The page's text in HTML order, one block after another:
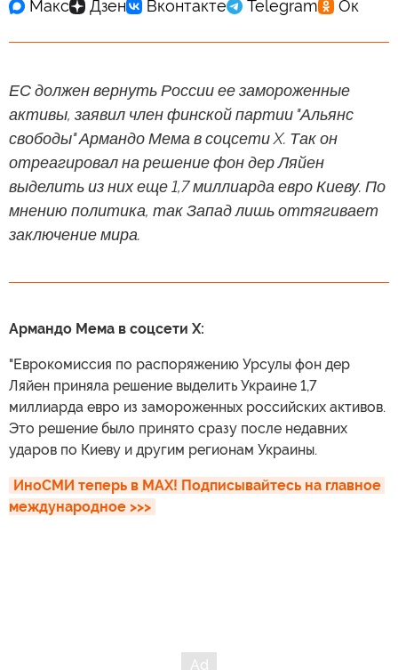
ЕС должен вернуть России ее замороженные
активы, заявил член финской партии "Альянс
свободы" Армандо Мема в соцсети X. Так он
отреагировал на решение фон дер Ляйен
выделить из них еще 1,7 миллиарда евро Киеву. По
мнению политика, так Запад лишь оттягивает
заключение мира.
Армандо Мема в соцсети X:
"Еврокомиссия по распоряжению Урсулы фон дер
Ляйен приняла решение выделить Украине 1,7
миллиарда евро из замороженных российских активов.
Это решение было принято сразу после недавних
ударов по Киеву и другим регионам Украины.
ИноСМИ теперь в MAX! Подписывайтесь на главное
международное >>>